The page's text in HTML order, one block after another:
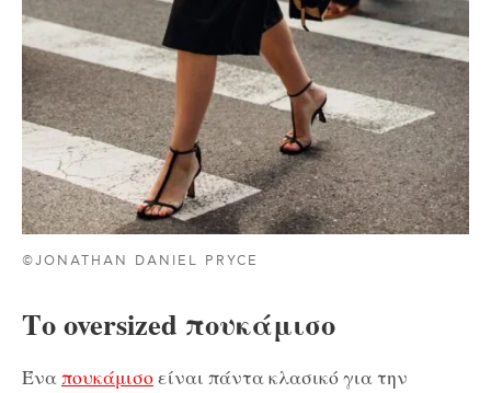
©JONATHAN DANIEL PRYCE
Το oversized πουκάμισο
Έναπουκάμισοείναι πάντα κλασικό για την